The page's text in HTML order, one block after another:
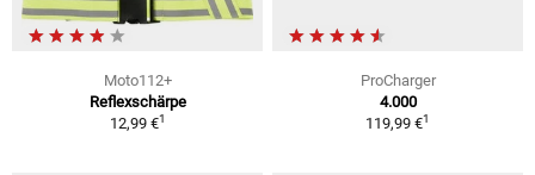
Moto112+
Reflexschärpe
12,99 €1
ProCharger
4.000
119,99 €1